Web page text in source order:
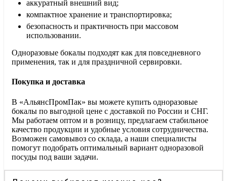
аккуратный внешний вид;
компактное хранение и транспортировка;
безопасность и практичность при массовом
использовании.
Одноразовые бокалы подходят как для повседневного
применения, так и для праздничной сервировки.
Покупка и доставка
В «АльянсПромПак» вы можете купить одноразовые
бокалы по выгодной цене с доставкой по России и СНГ.
Мы работаем оптом и в розницу, предлагаем стабильное
качество продукции и удобные условия сотрудничества.
Возможен самовывоз со склада, а наши специалисты
помогут подобрать оптимальный вариант одноразовой
посуды под ваши задачи.